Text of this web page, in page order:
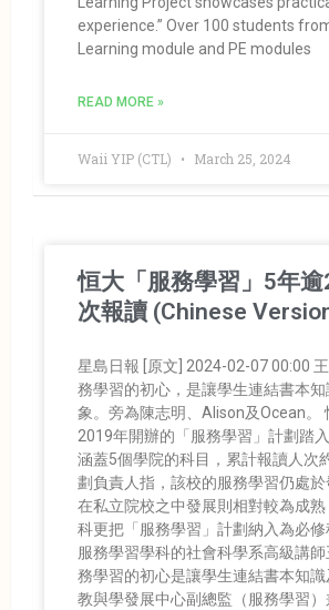
experience.” Over 100 students
Learning module and PE modules
READ MORE »
Waii YIP (CTL) March 25, 2024
恒大「服務學習」5年
次報讀 (Chinese
星島日報 [原文] 2024-02-07 00:00
務學習的初心，是讓學生連結書本
象。旁為陳志明、Alison及Ocean。
2019年開辦的「服務學習」計劃踏
涵蓋5個學院的科目，累計報讀人次
劃負責人指，該校的服務學習仍處於
在私立院校之中發展則相對較為成
科更把「服務學習」計劃納入為必
服務學習學科的社會科學系高級講
務學習的初心是讓學生連結書本知識
教與學發展中心副總監（服務學習